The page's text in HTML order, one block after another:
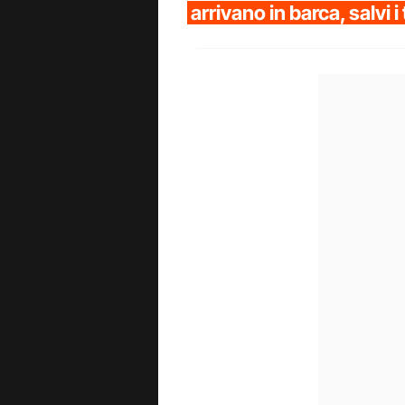
arrivano in barca, salvi